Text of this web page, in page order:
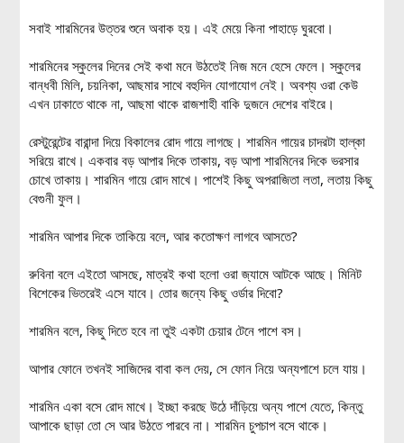
সবাই শারমিনের উত্তর শুনে অবাক হয়। এই মেয়ে কিনা পাহাড়ে ঘুরবো।
শারমিনের স্কুলের দিনের সেই কথা মনে উঠতেই নিজ মনে হেসে ফেলে। স্কুলের
বান্ধবী মিলি, চয়নিকা, আছমার সাথে বহুদিন যোগাযোগ নেই। অবশ্য ওরা কেউ
এখন ঢাকাতে থাকে না, আছমা থাকে রাজশাহী বাকি দুজনে দেশের বাইরে।
রেস্টুরেন্টের বারান্দা দিয়ে বিকালের রোদ গায়ে লাগছে। শারমিন গায়ের চাদরটা হাল্কা
সরিয়ে রাখে। একবার বড় আপার দিকে তাকায়, বড় আপা শারমিনের দিকে ভরসার
চোখে তাকায়। শারমিন গায়ে রোদ মাখে। পাশেই কিছু অপরাজিতা লতা, লতায় কিছু
বেগুনী ফুল।
শারমিন আপার দিকে তাকিয়ে বলে, আর কতোক্ষণ লাগবে আসতে?
রুবিনা বলে এইতো আসছে, মাত্রই কথা হলো ওরা জ্যামে আটকে আছে। মিনিট
বিশেকের ভিতরেই এসে যাবে। তোর জন্যে কিছু ওর্ডার দিবো?
শারমিন বলে, কিছু দিতে হবে না তুই একটা চেয়ার টেনে পাশে বস।
আপার ফোনে তখনই সাজিদের বাবা কল দেয়, সে ফোন নিয়ে অন্যপাশে চলে যায়।
শারমিন একা বসে রোদ মাখে। ইচ্ছা করছে উঠে দাঁড়িয়ে অন্য পাশে যেতে, কিন্তু
আপাকে ছাড়া তো সে আর উঠতে পারবে না। শারমিন চুপচাপ বসে থাকে।